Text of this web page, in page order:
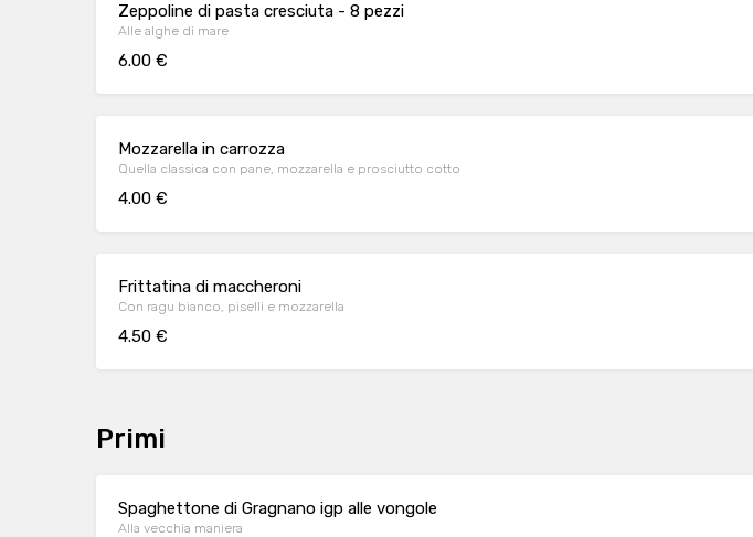
Zeppoline di pasta cresciuta - 8 pezzi
Alle alghe di mare
6.00 €
Mozzarella in carrozza
Quella classica con pane, mozzarella e prosciutto cotto
4.00 €
Frittatina di maccheroni
Con ragu bianco, piselli e mozzarella
4.50 €
Primi
Spaghettone di Gragnano igp alle vongole
Alla vecchia maniera